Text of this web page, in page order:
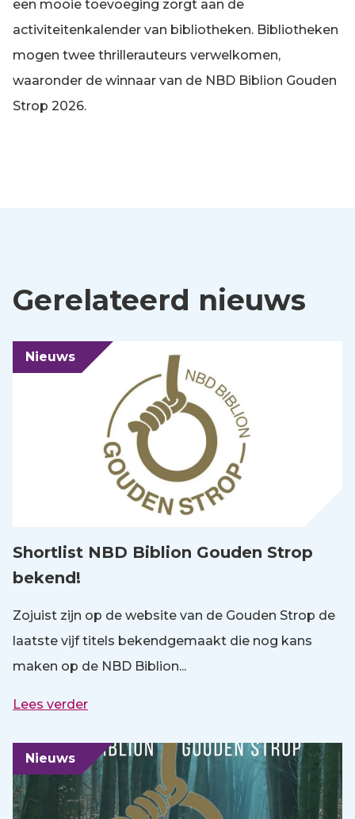
een mooie toevoeging zorgt aan de
activiteitenkalender van bibliotheken. Bibliotheken
mogen twee thrillerauteurs verwelkomen,
waaronder de winnaar van de NBD Biblion Gouden
Strop 2026.
Gerelateerd nieuws
Nieuws
Shortlist NBD Biblion Gouden Strop
bekend!
Zojuist zijn op de website van de Gouden Strop de
laatste vijf titels bekendgemaakt die nog kans
maken op de NBD Biblion...
Lees verder
Nieuws